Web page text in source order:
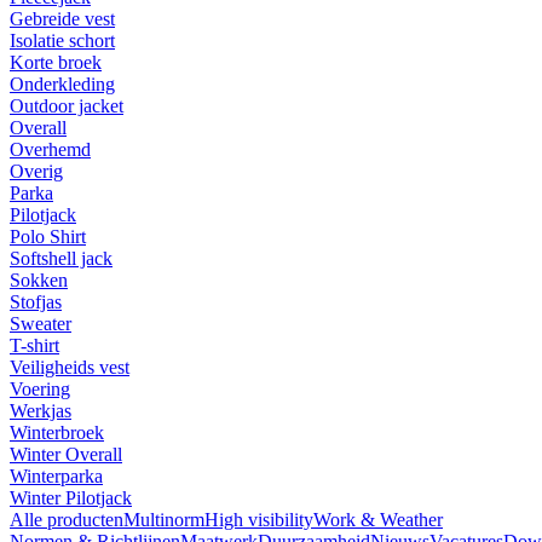
Gebreide vest
Isolatie schort
Korte broek
Onderkleding
Outdoor jacket
Overall
Overhemd
Overig
Parka
Pilotjack
Polo Shirt
Softshell jack
Sokken
Stofjas
Sweater
T-shirt
Veiligheids vest
Voering
Werkjas
Winterbroek
Winter Overall
Winterparka
Winter Pilotjack
Alle productenMultinormHigh visibilityWork & Weather